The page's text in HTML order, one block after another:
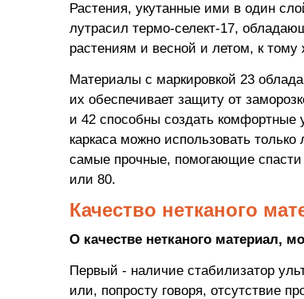
Растения, укутанные ими в один
лутрасил термо-селект-17,
растениям и весной и летом, к
Материалы с маркировкой 23
их обеспечивает защиту от
и 42 способны создать комфортные
каркаса можно использовать
самые прочные, помогающие
или 80.
Качество нетканого
О качестве нетканого материал,
Первый - наличие стабилизатор
или, попросту говоря, отсутствие